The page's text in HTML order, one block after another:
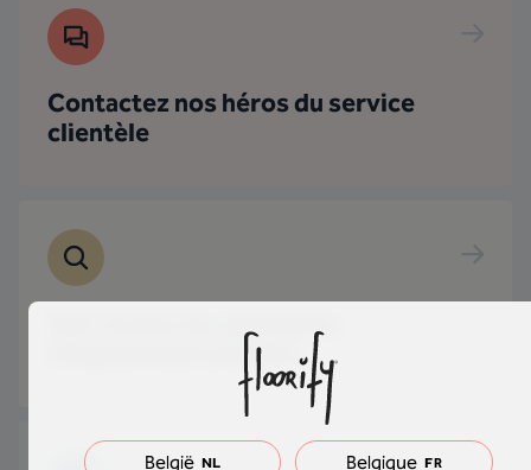
Contactez nos héros du service
clientèle
Voir toutes les questions
fréquemment posées
België NL Belgique FR